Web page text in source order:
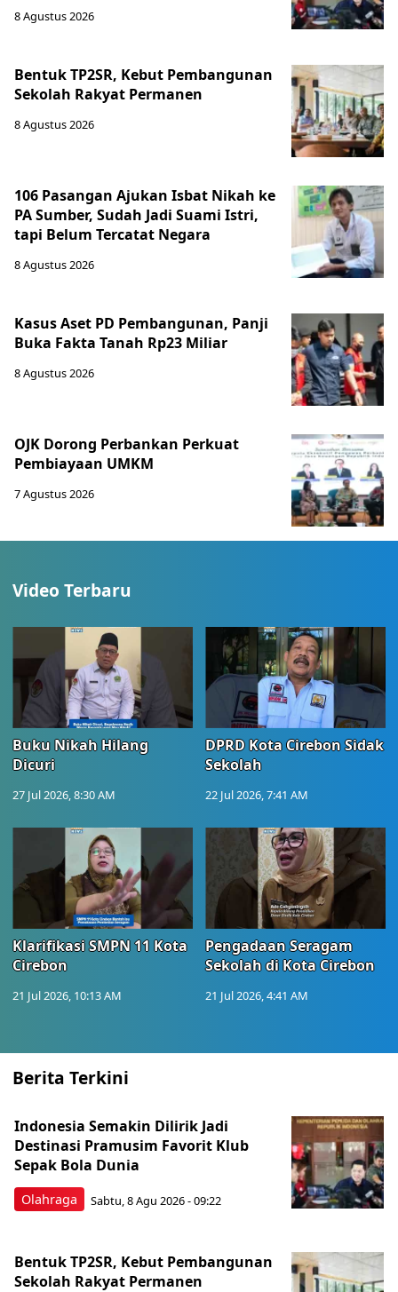
8 Agustus 2026
Bentuk TP2SR, Kebut Pembangunan
Sekolah Rakyat Permanen
8 Agustus 2026
106 Pasangan Ajukan Isbat Nikah ke
PA Sumber, Sudah Jadi Suami Istri,
tapi Belum Tercatat Negara
8 Agustus 2026
Kasus Aset PD Pembangunan, Panji
Buka Fakta Tanah Rp23 Miliar
8 Agustus 2026
OJK Dorong Perbankan Perkuat
Pembiayaan UMKM
7 Agustus 2026
Video Terbaru
Buku Nikah Hilang
Dicuri
27 Jul 2026, 8:30 AM
DPRD Kota Cirebon Sidak
Sekolah
22 Jul 2026, 7:41 AM
Klarifikasi SMPN 11 Kota
Cirebon
21 Jul 2026, 10:13 AM
Pengadaan Seragam
Sekolah di Kota Cirebon
21 Jul 2026, 4:41 AM
Berita Terkini
Olahraga
Indonesia Semakin Dilirik Jadi
Destinasi Pramusim Favorit Klub
Sepak Bola Dunia
Sabtu, 8 Agu 2026 - 09:22
Bentuk TP2SR, Kebut Pembangunan
Sekolah Rakyat Permanen